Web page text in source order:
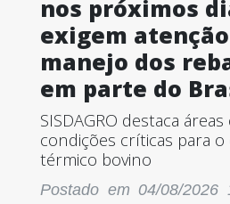
nos próximos
exigem
manejo dos
em parte do
SISDAGRO destaca
condições críticas para
térmico bovino
Postado em 04/08/